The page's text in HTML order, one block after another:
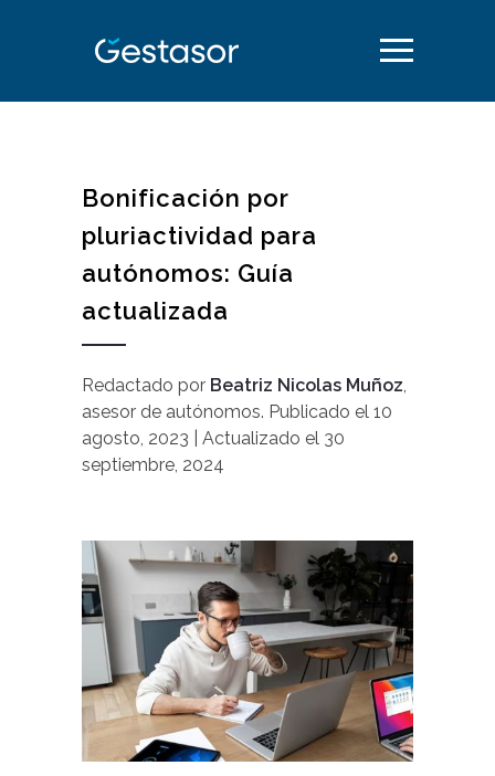
Bonificación por
pluriactividad para
autónomos: Guía
actualizada
Redactado por Beatriz Nicolas Muñoz,
asesor de autónomos. Publicado el 10
agosto, 2023 | Actualizado el 30
septiembre, 2024